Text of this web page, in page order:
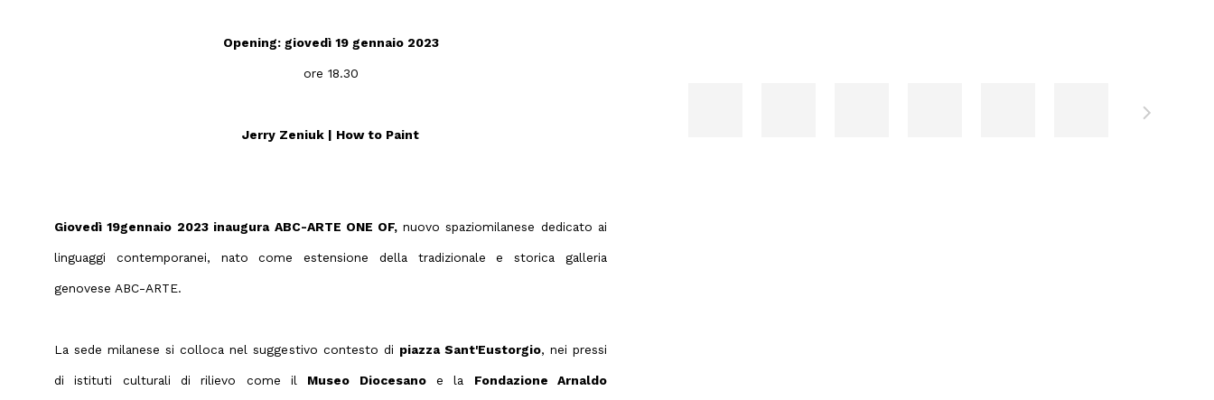
Opening: giovedì 19 gennaio 2023
ore 18.30
Jerry Zeniuk | How to Paint
Giovedì 19gennaio 2023 inaugura ABC-ARTE ONE OF, nuovo spaziomilanese dedicato ai
linguaggi contemporanei, nato come estensione della tradizionale e storica galleria
genovese ABC-ARTE.
La sede milanese si colloca nel suggestivo contesto di piazza Sant'Eustorgio, nei pressi
di istituti culturali di rilievo come il Museo Diocesanoe la Fondazione Arnaldo